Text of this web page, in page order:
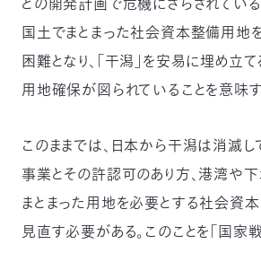
どの開発計画で危機にさらされている
国土でまとまった社会資本整備用地
困難となり、「干潟」を安易に埋め立
用地確保が図られていることを意味す
このままでは、日本から干潟は消滅し
事業とその許認可のあり方、港湾や下
まとまった用地を必要とする社会資
見直す必要がある。このことを「国家